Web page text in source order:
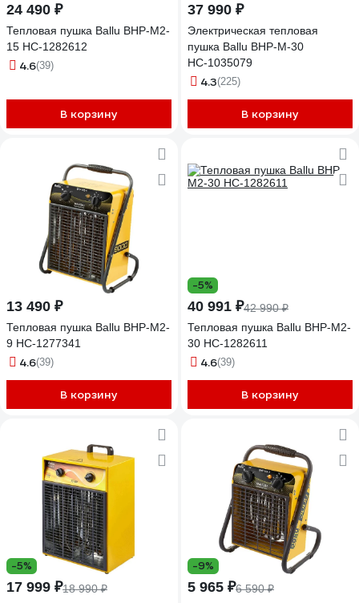
24 490 ₽
Тепловая пушка Ballu BHP-M2-
15 НС-1282612
4.6(39)
В корзину
37 990 ₽
Электрическая тепловая
пушка Ballu BHP-M-30
НС-1035079
4.3(225)
В корзину
13 490 ₽
Тепловая пушка Ballu BHP-M2-
9 НС-1277341
4.6(39)
В корзину
-5%
40 991 ₽42 990 ₽
Тепловая пушка Ballu BHP-M2-
30 НС-1282611
4.6(39)
В корзину
-5%
17 999 ₽18 990 ₽
-9%
5 965 ₽6 590 ₽